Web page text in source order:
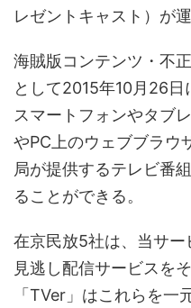
レゼントキャスト）が
海賊版コンテンツ・不
として2015年10月26日
スマートフォンやタブ
やPC上のウェブブラウ
局が提供するテレビ番
ることができる。
在京民放5社は、当サ
見逃し配信サービスを
「TVer」はこれらを一